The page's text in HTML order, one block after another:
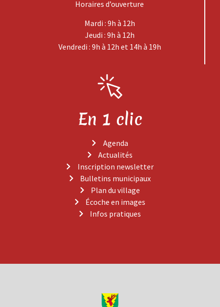
Horaires d’ouverture
Mardi : 9h à 12h
Jeudi : 9h à 12h
Vendredi : 9h à 12h et 14h à 19h
En 1 clic
Agenda
Actualités
Inscription newsletter
Bulletins municipaux
Plan du village
Écoche en images
Infos pratiques